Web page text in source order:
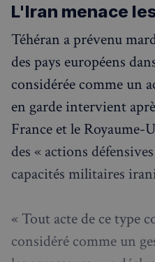
L'Iran menace
Téhéran a prévenu
des pays européens
considérée comme un
en garde intervient
France et le Royaume-
des « actions
capacités militaires
« Tout acte de ce type
considéré comme un